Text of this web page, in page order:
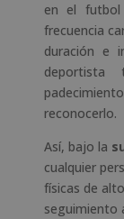
en el futbol
frecuencia
duración e
deportista
reconocerlo.
Así, bajo la
cualquier
físicas de
seguimiento